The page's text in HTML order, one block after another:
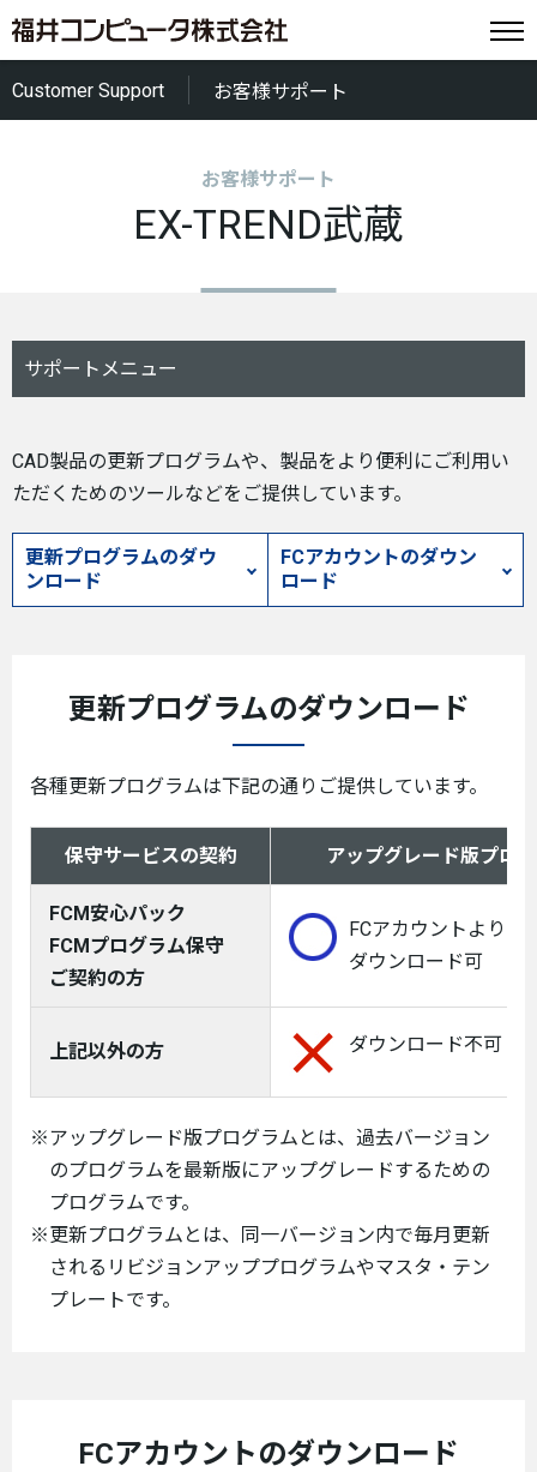
Customer Support お客様サポート
お客様サポート
EX-TREND武蔵
サポートメニュー
CAD製品の更新プログラムや、製品をより便利にご利用い
ただくためのツールなどをご提供しています。
更新プログラムのダウ
ンロード
FCアカウントのダウン
ロード
更新プログラムのダウンロード
各種更新プログラムは下記の通りご提供しています。
保守サービスの契約 アップグレード版プロ
FCM安心パック
FCMプログラム保守
ご契約の方
FCアカウントより
ダウンロード可
上記以外の方 ダウンロード不可
※アップグレード版プログラムとは、過去バージョン
のプログラムを最新版にアップグレードするための
プログラムです。
※更新プログラムとは、同一バージョン内で毎月更新
されるリビジョンアッププログラムやマスタ・テン
プレートです。
FCアカウントのダウンロード